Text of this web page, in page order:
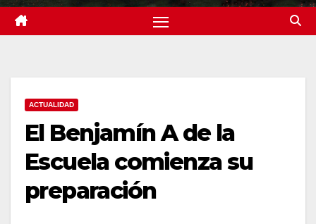
ACTUALIDAD
El Benjamín A de la
Escuela comienza su
preparación